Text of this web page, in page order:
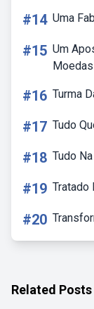
#14 Uma
#15 Um
Moedas
#16 Turma
#17 Tudo
#18 Tudo
#19 Tratado
#20
Related Posts